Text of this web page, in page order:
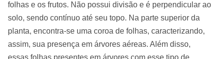
folhas e os frutos. Não possui divisão e é perpendicular ao
solo, sendo contínuo até seu topo. Na parte superior da
planta, encontra-se uma coroa de folhas, caracterizando,
assim, sua presença em árvores aéreas. Além disso,